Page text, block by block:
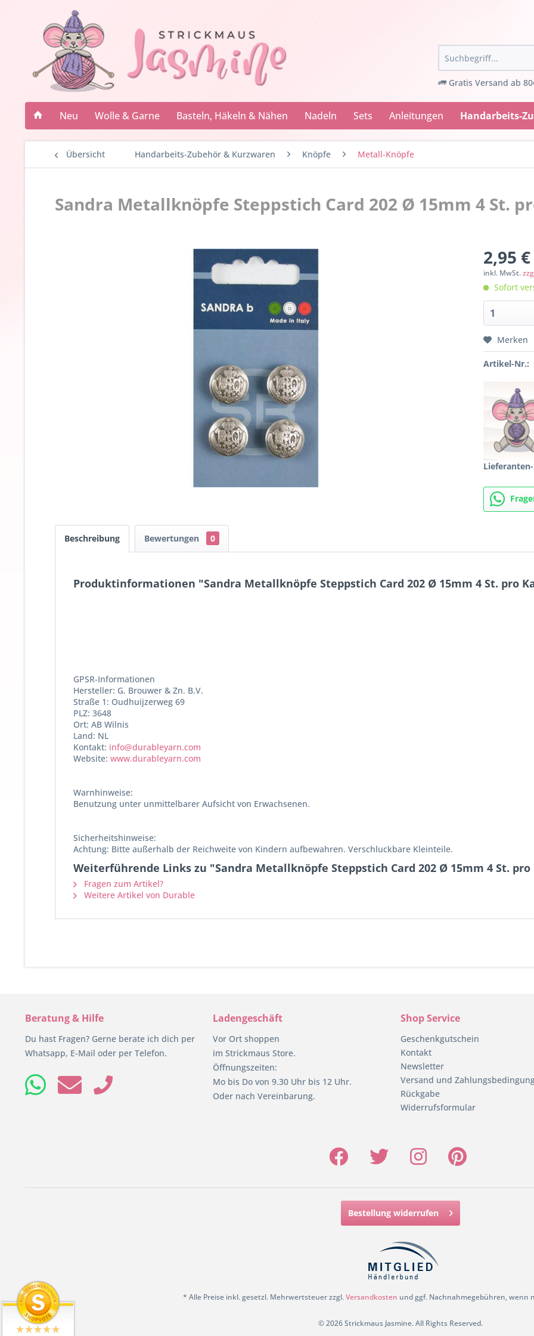
Gratis Versand ab
Neu Wolle & Garne Basteln, Häkeln & Nähen Nadeln Sets Anleitungen Handarbeits-
Übersicht Handarbeits-Zubehör & Kurzwaren Knöpfe Metall-Knöpfe
Sandra Metallknöpfe Steppstich Card 202 Ø 15mm 4 St.
2,95
inkl. MwSt.
Sofort
Merken
Artikel-Nr.:
Beschreibung Bewertungen 0
Produktinformationen "Sandra Metallknöpfe Steppstich Card 202 Ø 15mm 4 St. pro
GPSR-Informationen
Hersteller: G. Brouwer & Zn. B.V.
Straße 1: Oudhuijzerweg 69
PLZ: 3648
Ort: AB Wilnis
Land: NL
Kontakt: info@durableyarn.com
Website: www.durableyarn.com
Warnhinweise:
Benutzung unter unmittelbarer Aufsicht von Erwachsenen.
Sicherheitshinweise:
Achtung: Bitte außerhalb der Reichweite von Kindern aufbewahren. Verschluckbare Kleinteile.
Weiterführende Links zu "Sandra Metallknöpfe Steppstich Card 202 Ø 15mm 4 St.
Fragen zum Artikel?
Weitere Artikel von Durable
Beratung & Hilfe
Du hast Fragen? Gerne berate ich dich per
Whatsapp, E-Mail oder per Telefon.
Ladengeschäft
Vor Ort shoppen
im Strickmaus Store.
Öffnungszeiten:
Mo bis Do von 9.30 Uhr bis 12 Uhr.
Oder nach Vereinbarung.
Shop Service
Geschenkgutschein
Kontakt
Newsletter
Versand und
Rückgabe
Widerrufsformular
Bestellung widerrufen
* Alle Preise inkl. gesetzl. Mehrwertsteuer zzgl.Versandkosten und ggf. Nachnahmegebühren, wenn
© 2026 Strickmaus Jasmine. All Rights Reserved.